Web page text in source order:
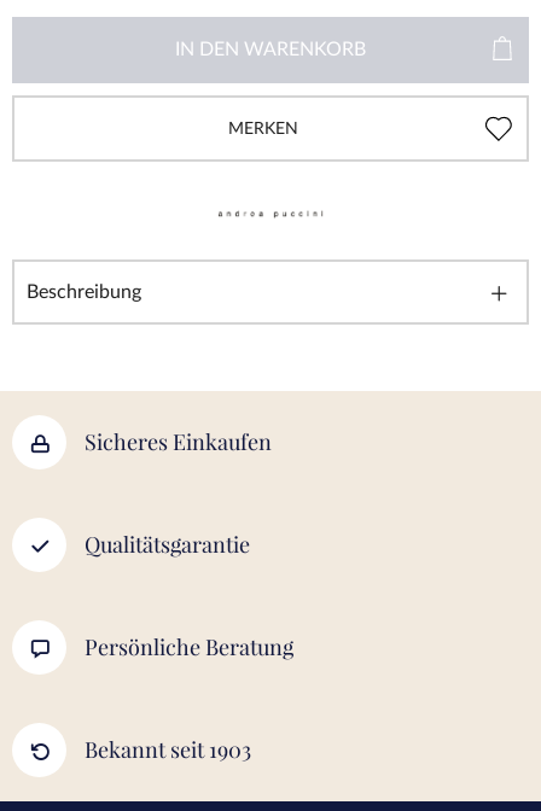
IN DEN WARENKORB
MERKEN
Beschreibung
Sicheres Einkaufen
Qualitätsgarantie
Persönliche Beratung
Bekannt seit 1903